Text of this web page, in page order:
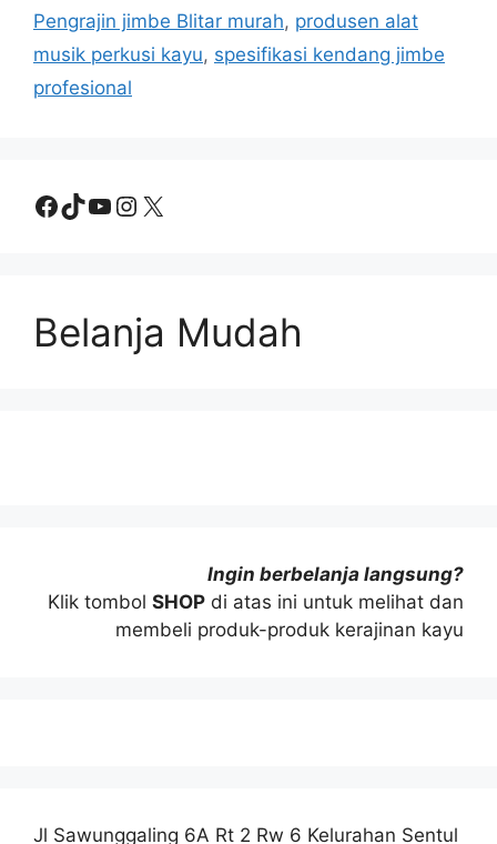
Pengrajin jimbe Blitar murah, produsen alat
musik perkusi kayu, spesifikasi kendang jimbe
profesional
Facebook
TikTok
YouTube
Instagram
X
Belanja Mudah
Ingin berbelanja langsung?
Klik tombol SHOP di atas ini untuk melihat dan
membeli produk-produk kerajinan kayu
Jl Sawunggaling 6A Rt 2 Rw 6 Kelurahan Sentul